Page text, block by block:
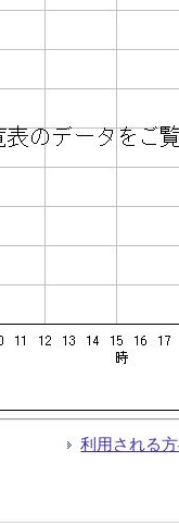
利用される